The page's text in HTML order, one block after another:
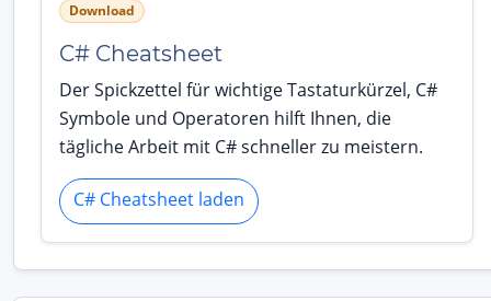
Download
C# Cheatsheet
Der Spickzettel für wichtige Tastaturkürzel, C#
Symbole und Operatoren hilft Ihnen, die
tägliche Arbeit mit C# schneller zu meistern.
C# Cheatsheet laden